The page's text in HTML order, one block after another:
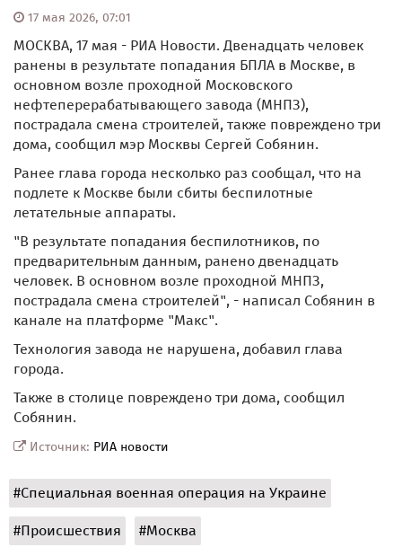
17 мая 2026, 07:01
МОСКВА, 17 мая - РИА Новости. Двенадцать человек
ранены в результате попадания БПЛА в Москве, в
основном возле проходной Московского
нефтеперерабатывающего завода (МНПЗ),
пострадала смена строителей, также повреждено три
дома, сообщил мэр Москвы Сергей Собянин.
Ранее глава города несколько раз сообщал, что на
подлете к Москве были сбиты беспилотные
летательные аппараты.
"В результате попадания беспилотников, по
предварительным данным, ранено двенадцать
человек. В основном возле проходной МНПЗ,
пострадала смена строителей", - написал Собянин в
канале на платформе "Макс".
Технология завода не нарушена, добавил глава
города.
Также в столице повреждено три дома, сообщил
Собянин.
Источник: РИА новости
#Специальная военная операция на Украине
#Происшествия #Москва